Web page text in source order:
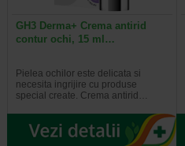
GH3 Derma+ Crema antirid
contur ochi, 15 ml…
Pielea ochilor este delicata si
necesita ingrijire cu produse
special create. Crema antirid…